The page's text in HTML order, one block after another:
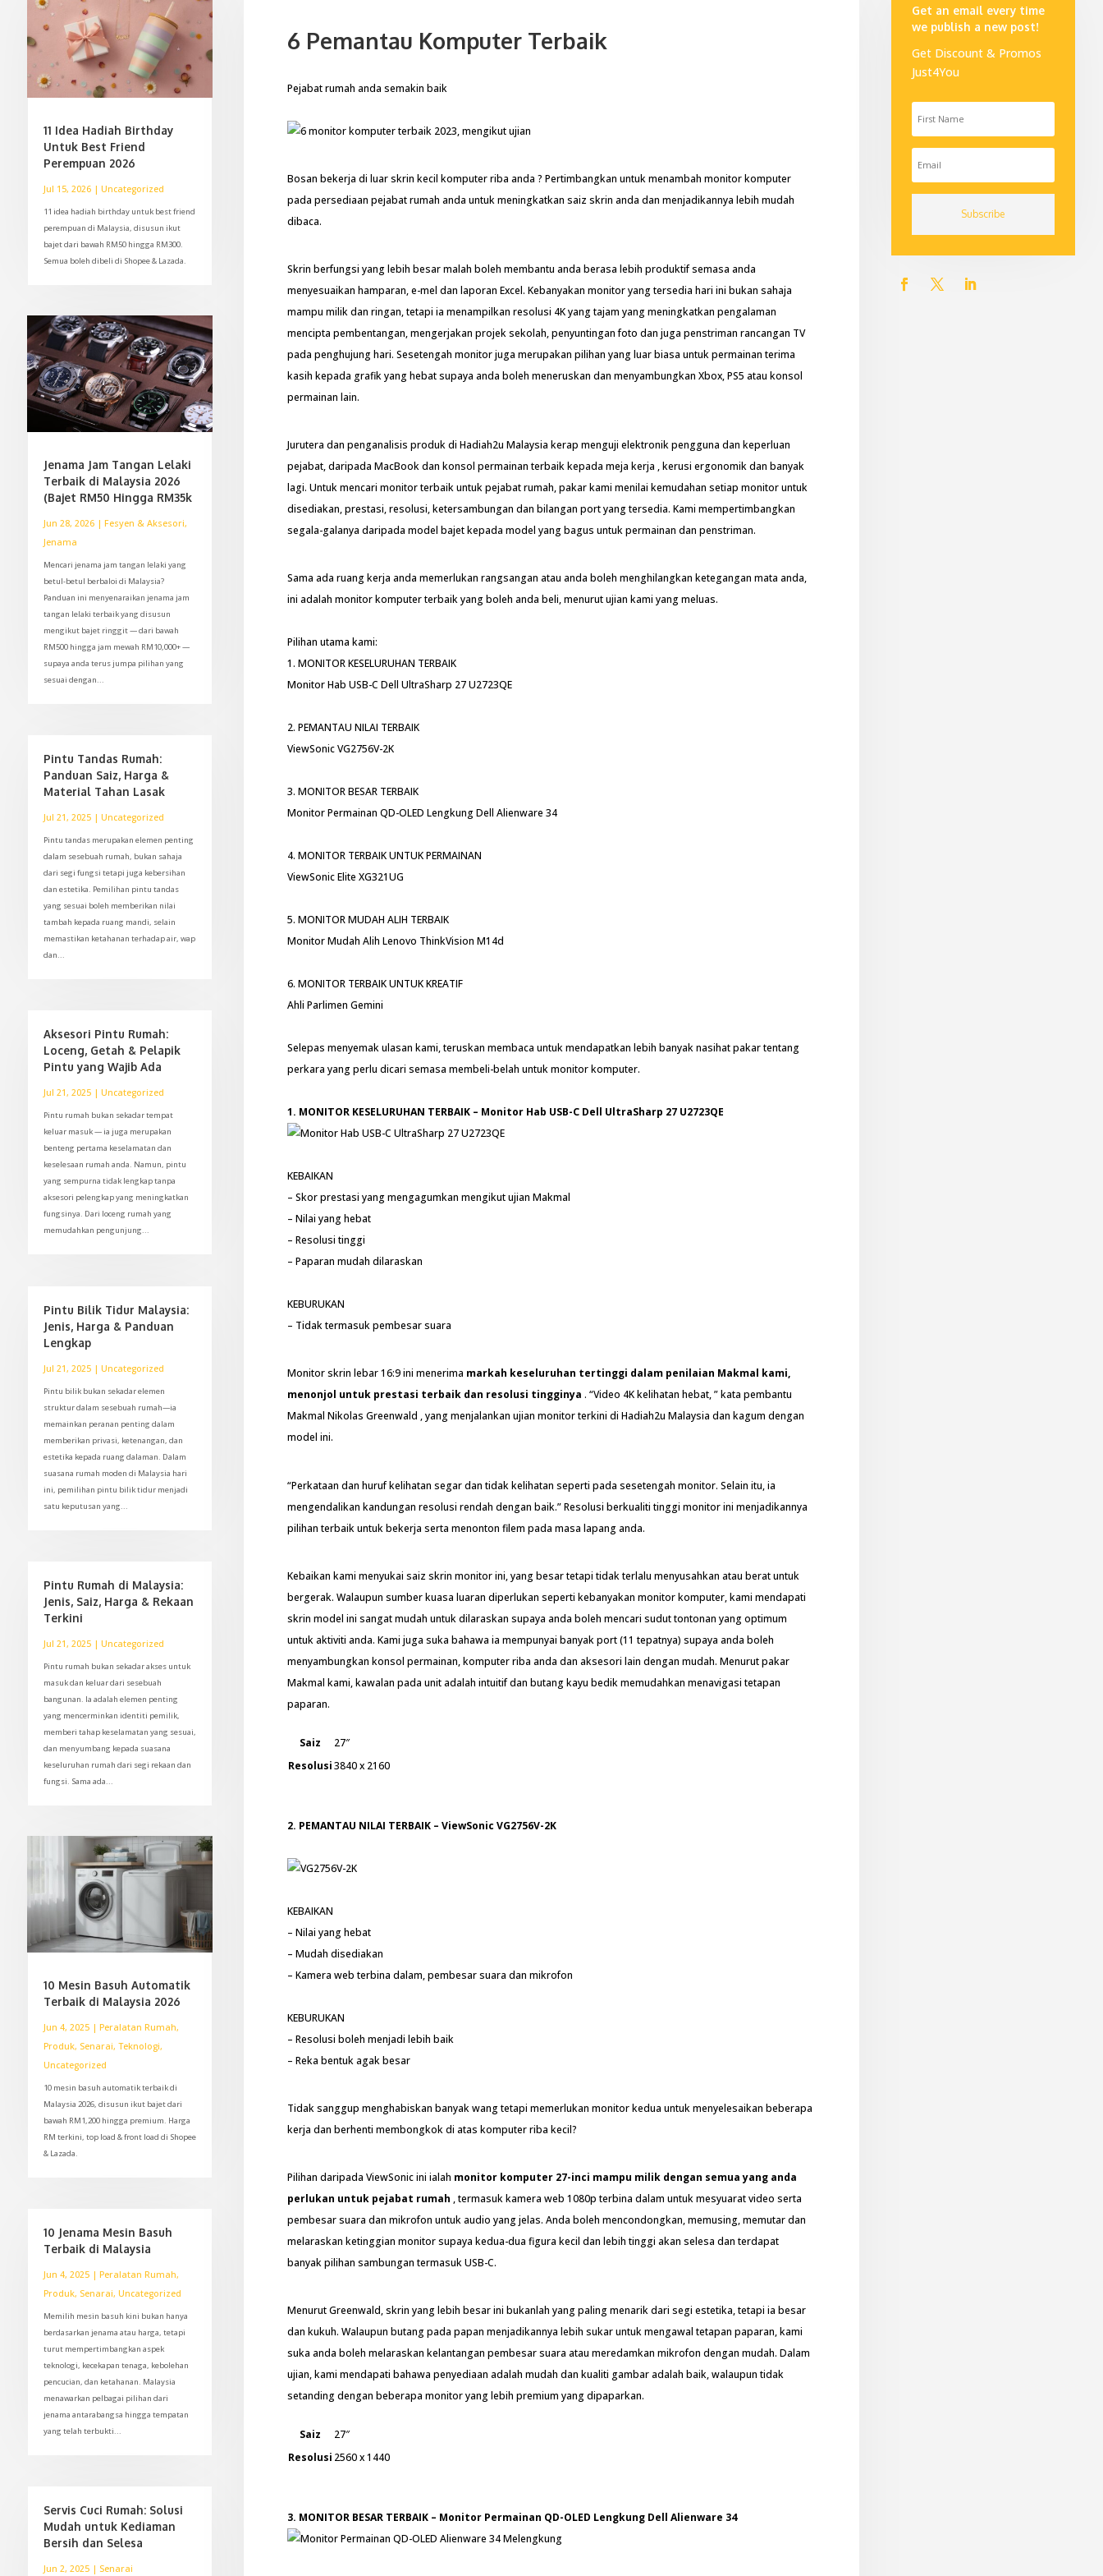
11 Idea Hadiah Birthday
Untuk Best Friend
Perempuan 2026
Jul 15, 2026| Uncategorized
11 idea hadiah birthday untuk best friend
perempuan di Malaysia, disusun ikut
bajet dari bawah RM50 hingga RM300.
Semua boleh dibeli di Shopee & Lazada.
Jenama Jam Tangan Lelaki
Terbaik di Malaysia 2026
(Bajet RM50 Hingga RM35k
Jun 28, 2026| Fesyen & Aksesori,
Jenama
Mencari jenama jam tangan lelaki yang
betul-betul berbaloi di Malaysia?
Panduan ini menyenaraikan jenama jam
tangan lelaki terbaik yang disusun
mengikut bajet ringgit — dari bawah
RM500 hingga jam mewah RM10,000+ —
supaya anda terus jumpa pilihan yang
sesuai dengan...
Pintu Tandas Rumah:
Panduan Saiz, Harga &
Material Tahan Lasak
Jul 21, 2025| Uncategorized
Pintu tandas merupakan elemen penting
dalam sesebuah rumah, bukan sahaja
dari segi fungsi tetapi juga kebersihan
dan estetika. Pemilihan pintu tandas
yang sesuai boleh memberikan nilai
tambah kepada ruang mandi, selain
memastikan ketahanan terhadap air, wap
dan...
Aksesori Pintu Rumah:
Loceng, Getah & Pelapik
Pintu yang Wajib Ada
Jul 21, 2025| Uncategorized
Pintu rumah bukan sekadar tempat
keluar masuk — ia juga merupakan
benteng pertama keselamatan dan
keselesaan rumah anda. Namun, pintu
yang sempurna tidak lengkap tanpa
aksesori pelengkap yang meningkatkan
fungsinya. Dari loceng rumah yang
memudahkan pengunjung...
Pintu Bilik Tidur Malaysia:
Jenis, Harga & Panduan
Lengkap
Jul 21, 2025| Uncategorized
Pintu bilik bukan sekadar elemen
struktur dalam sesebuah rumah—ia
memainkan peranan penting dalam
memberikan privasi, ketenangan, dan
estetika kepada ruang dalaman. Dalam
suasana rumah moden di Malaysia hari
ini, pemilihan pintu bilik tidur menjadi
satu keputusan yang...
Pintu Rumah di Malaysia:
Jenis, Saiz, Harga & Rekaan
Terkini
Jul 21, 2025| Uncategorized
Pintu rumah bukan sekadar akses untuk
masuk dan keluar dari sesebuah
bangunan. Ia adalah elemen penting
yang mencerminkan identiti pemilik,
memberi tahap keselamatan yang sesuai,
dan menyumbang kepada suasana
keseluruhan rumah dari segi rekaan dan
fungsi. Sama ada...
10 Mesin Basuh Automatik
Terbaik di Malaysia 2026
Jun 4, 2025| Peralatan Rumah,
Produk, Senarai, Teknologi,
Uncategorized
10 mesin basuh automatik terbaik di
Malaysia 2026, disusun ikut bajet dari
bawah RM1,200 hingga premium. Harga
RM terkini, top load & front load di Shopee
& Lazada.
10 Jenama Mesin Basuh
Terbaik di Malaysia
Jun 4, 2025| Peralatan Rumah,
Produk, Senarai, Uncategorized
Memilih mesin basuh kini bukan hanya
berdasarkan jenama atau harga, tetapi
turut mempertimbangkan aspek
teknologi, kecekapan tenaga, kebolehan
pencucian, dan ketahanan. Malaysia
menawarkan pelbagai pilihan dari
jenama antarabangsa hingga tempatan
yang telah terbukti...
Servis Cuci Rumah: Solusi
Mudah untuk Kediaman
Bersih dan Selesa
Jun 2, 2025| Senarai
6 Pemantau Komputer Terbaik
Pejabat rumah anda semakin baik
Bosan bekerja di luar skrin kecil komputer riba anda ? Pertimbangkan untuk menambah monitor komputer
pada persediaan pejabat rumah anda untuk meningkatkan saiz skrin anda dan menjadikannya lebih mudah
dibaca.
Skrin berfungsi yang lebih besar malah boleh membantu anda berasa lebih produktif semasa anda
menyesuaikan hamparan, e-mel dan laporan Excel. Kebanyakan monitor yang tersedia hari ini bukan sahaja
mampu milik dan ringan, tetapi ia menampilkan resolusi 4K yang tajam yang meningkatkan pengalaman
mencipta pembentangan, mengerjakan projek sekolah, penyuntingan foto dan juga penstriman rancangan TV
pada penghujung hari. Sesetengah monitor juga merupakan pilihan yang luar biasa untuk permainan terima
kasih kepada grafik yang hebat supaya anda boleh meneruskan dan menyambungkan Xbox, PS5 atau konsol
permainan lain.
Jurutera dan penganalisis produk di Hadiah2u Malaysia kerap menguji elektronik pengguna dan keperluan
pejabat, daripada MacBook dan konsol permainan terbaik kepada meja kerja , kerusi ergonomik dan banyak
lagi. Untuk mencari monitor terbaik untuk pejabat rumah, pakar kami menilai kemudahan setiap monitor untuk
disediakan, prestasi, resolusi, ketersambungan dan bilangan port yang tersedia. Kami mempertimbangkan
segala-galanya daripada model bajet kepada model yang bagus untuk permainan dan penstriman.
Sama ada ruang kerja anda memerlukan rangsangan atau anda boleh menghilangkan ketegangan mata anda,
ini adalah monitor komputer terbaik yang boleh anda beli, menurut ujian kami yang meluas.
Pilihan utama kami:
1. MONITOR KESELURUHAN TERBAIK
Monitor Hab USB-C Dell UltraSharp 27 U2723QE
2. PEMANTAU NILAI TERBAIK
ViewSonic VG2756V-2K
3. MONITOR BESAR TERBAIK
Monitor Permainan QD-OLED Lengkung Dell Alienware 34
4. MONITOR TERBAIK UNTUK PERMAINAN
ViewSonic Elite XG321UG
5. MONITOR MUDAH ALIH TERBAIK
Monitor Mudah Alih Lenovo ThinkVision M14d
6. MONITOR TERBAIK UNTUK KREATIF
Ahli Parlimen Gemini
Selepas menyemak ulasan kami, teruskan membaca untuk mendapatkan lebih banyak nasihat pakar tentang
perkara yang perlu dicari semasa membeli-belah untuk monitor komputer.
1. MONITOR KESELURUHAN TERBAIK – Monitor Hab USB-C Dell UltraSharp 27 U2723QE
KEBAIKAN
– Skor prestasi yang mengagumkan mengikut ujian Makmal
– Nilai yang hebat
– Resolusi tinggi
– Paparan mudah dilaraskan
KEBURUKAN
– Tidak termasuk pembesar suara
Monitor skrin lebar 16:9 ini menerima markah keseluruhan tertinggi dalam penilaian Makmal kami,
menonjol untuk prestasi terbaik dan resolusi tingginya . “Video 4K kelihatan hebat, ” kata pembantu
Makmal Nikolas Greenwald , yang menjalankan ujian monitor terkini di Hadiah2u Malaysia dan kagum dengan
model ini.
“Perkataan dan huruf kelihatan segar dan tidak kelihatan seperti pada sesetengah monitor. Selain itu, ia
mengendalikan kandungan resolusi rendah dengan baik.” Resolusi berkualiti tinggi monitor ini menjadikannya
pilihan terbaik untuk bekerja serta menonton filem pada masa lapang anda.
Kebaikan kami menyukai saiz skrin monitor ini, yang besar tetapi tidak terlalu menyusahkan atau berat untuk
bergerak. Walaupun sumber kuasa luaran diperlukan seperti kebanyakan monitor komputer, kami mendapati
skrin model ini sangat mudah untuk dilaraskan supaya anda boleh mencari sudut tontonan yang optimum
untuk aktiviti anda. Kami juga suka bahawa ia mempunyai banyak port (11 tepatnya) supaya anda boleh
menyambungkan konsol permainan, komputer riba anda dan aksesori lain dengan mudah. Menurut pakar
Makmal kami, kawalan pada unit adalah intuitif dan butang kayu bedik memudahkan menavigasi tetapan
paparan.
Saiz
27″
Resolusi3840 x 2160
2. PEMANTAU NILAI TERBAIK – ViewSonic VG2756V-2K
KEBAIKAN
– Nilai yang hebat
– Mudah disediakan
– Kamera web terbina dalam, pembesar suara dan mikrofon
KEBURUKAN
– Resolusi boleh menjadi lebih baik
– Reka bentuk agak besar
Tidak sanggup menghabiskan banyak wang tetapi memerlukan monitor kedua untuk menyelesaikan beberapa
kerja dan berhenti membongkok di atas komputer riba kecil?
Pilihan daripada ViewSonic ini ialah monitor komputer 27-inci mampu milik dengan semua yang anda
perlukan untuk pejabat rumah , termasuk kamera web 1080p terbina dalam untuk mesyuarat video serta
pembesar suara dan mikrofon untuk audio yang jelas. Anda boleh mencondongkan, memusing, memutar dan
melaraskan ketinggian monitor supaya kedua-dua figura kecil dan lebih tinggi akan selesa dan terdapat
banyak pilihan sambungan termasuk USB-C.
Menurut Greenwald, skrin yang lebih besar ini bukanlah yang paling menarik dari segi estetika, tetapi ia besar
dan kukuh. Walaupun butang pada papan menjadikannya lebih sukar untuk mengawal tetapan paparan, kami
suka anda boleh melaraskan kelantangan pembesar suara atau meredamkan mikrofon dengan mudah. Dalam
ujian, kami mendapati bahawa penyediaan adalah mudah dan kualiti gambar adalah baik, walaupun tidak
setanding dengan beberapa monitor yang lebih premium yang dipaparkan.
Saiz
27″
Resolusi 2560 x 1440
3. MONITOR BESAR TERBAIK – Monitor Permainan QD-OLED Lengkung Dell Alienware 34
Get an email every time
we publish a new post!
Get Discount & Promos
Just4You
Subscribe